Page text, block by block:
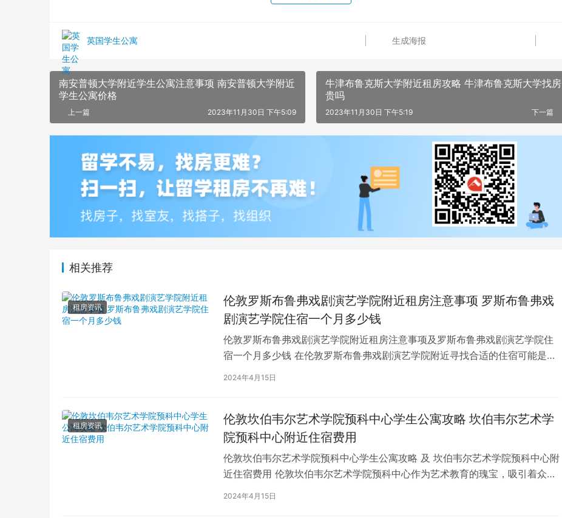
英国学生公寓 生成海报
南安普顿大学附近学生公寓注意事项 南安普顿大学附近
学生公寓价格
上一篇 2023年11月30日 下午5:09
牛津布鲁克斯大学附近租房攻略 牛津布鲁克斯大学找房
贵吗
下一篇
2023年11月30日 下午5:19
相关推荐
租房资讯
伦敦罗斯布鲁弗戏剧演艺学院附近租房注意事项 罗斯布鲁弗戏
剧演艺学院住宿一个月多少钱
伦敦罗斯布鲁弗戏剧演艺学院附近租房注意事项及罗斯布鲁弗戏剧演艺学院住
宿一个月多少钱 在伦敦罗斯布鲁弗戏剧演艺学院附近寻找合适的住宿可能是留
学生活中的一项关键任务。为了帮助您顺利完成…
2024年4月15日
租房资讯
伦敦坎伯韦尔艺术学院预科中心学生公寓攻略 坎伯韦尔艺术学
院预科中心附近住宿费用
伦敦坎伯韦尔艺术学院预科中心学生公寓攻略 及 坎伯韦尔艺术学院预科中心附
近住宿费用 伦敦坎伯韦尔艺术学院预科中心作为艺术教育的瑰宝，吸引着众多
2024年4月15日